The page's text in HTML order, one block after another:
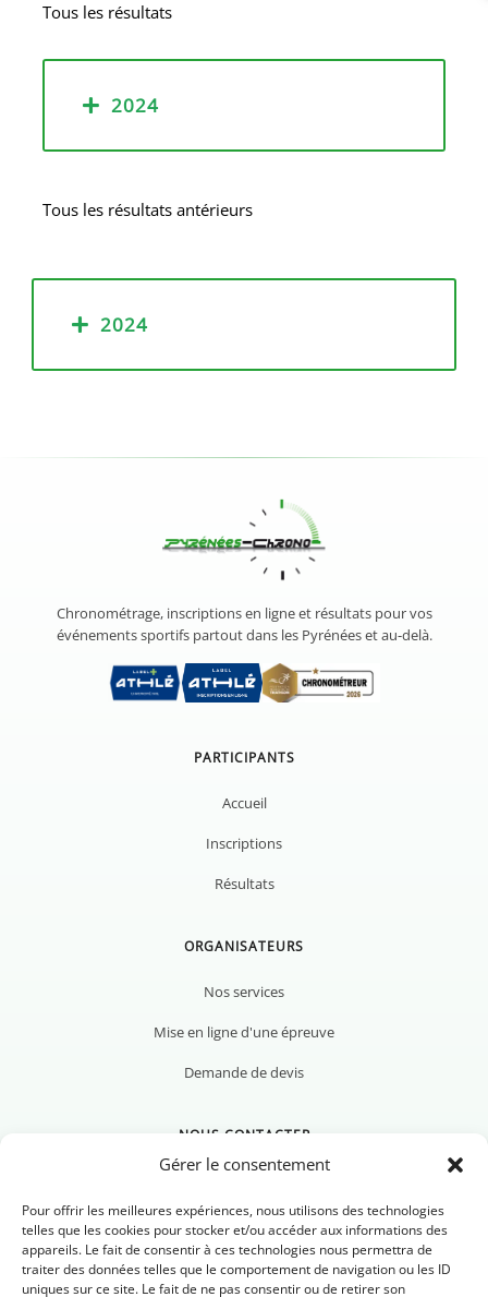
Gérer le consentement
Pour offrir les meilleures expériences, nous utilisons des technologies
telles que les cookies pour stocker et/ou accéder aux informations des
appareils. Le fait de consentir à ces technologies nous permettra de
traiter des données telles que le comportement de navigation ou les ID
uniques sur ce site. Le fait de ne pas consentir ou de retirer son
Tous les résultats
2024
Tous les résultats antérieurs
2024
Chronométrage, inscriptions en ligne et résultats pour vos
événements sportifs partout dans les Pyrénées et au-delà.
PARTICIPANTS
Accueil
Inscriptions
Résultats
ORGANISATEURS
Nos services
Mise en ligne d'une épreuve
Demande de devis
NOUS CONTACTER
Nous contacter